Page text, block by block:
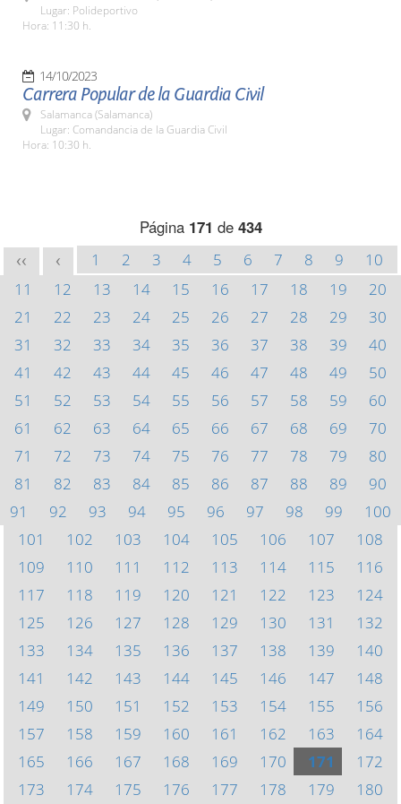
Lugar: Polideportivo
Hora: 11:30 h.
14/10/2023
Carrera Popular de la Guardia Civil
Salamanca (Salamanca)
Lugar: Comandancia de la Guardia Civil
Hora: 10:30 h.
Página 171 de 434
<< < 1 2 3 4 5 6 7 8 9
10
11
12 13 14 15 16 17 18 19
20
21
22 23 24 25 26 27 28 29
30
31
32 33 34 35 36 37 38 39
40
41
42 43 44 45 46 47 48 49
50
51
52 53 54 55 56 57 58 59
60
61
62 63 64 65 66 67 68 69
70
71
72 73 74 75 76 77 78 79
80
81
82 83 84 85 86 87 88 89
90
91
92 93 94 95 96 97 98 99
100
101
102 103 104 105 106 107
108
109
110 111 112 113 114 115
116
117
118 119 120 121 122 123
124
125
126 127 128 129 130 131
132
133
134 135 136 137 138 139
140
141
142 143 144 145 146 147
148
149
150 151 152 153 154 155
156
157
158 159 160 161 162 163
164
165
166 167 168 169 170 171
172
173
174 175 176 177 178 179
180